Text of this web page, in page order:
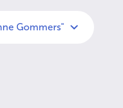
Gommers"